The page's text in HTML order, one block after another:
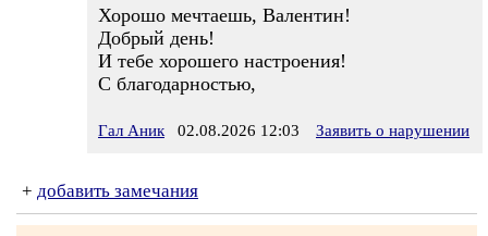
Хорошо мечтаешь, Валентин!
Добрый день!
И тебе хорошего настроения!
С благодарностью,
Гал Аник 02.08.2026 12:03 Заявить о нарушении
+ добавить замечания